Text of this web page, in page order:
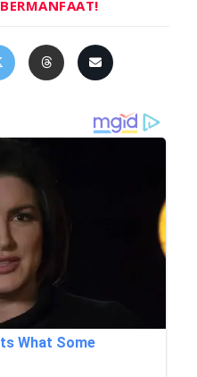
BERMANFAAT!